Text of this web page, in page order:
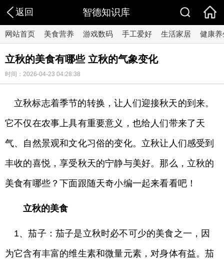
返回 智德知识库
网站首页 美食营养 游戏数码 手工爱好 生活家居 健康养
立秋的美食有哪些 立秋的气象变化
时间：2026-04-23 04:28:38
立秋标志着季节的转换，让人们迎接秋天的到来。
它不仅在农事上具有重要意义，也给人们带来了天
气、自然景观和文化习俗的变化。立秋让人们感受到
丰收的喜悦，享受秋天的宁静与美好。那么，立秋的
美食有哪些？下面跟随天奇小编一起来看看吧！
立秋的美食
1、茄子：茄子是立秋时必不可少的美食之一，因
为它含有丰富的维生素和微量元素，对身体有益。茄